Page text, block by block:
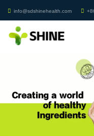
info@sdshinehealth.com